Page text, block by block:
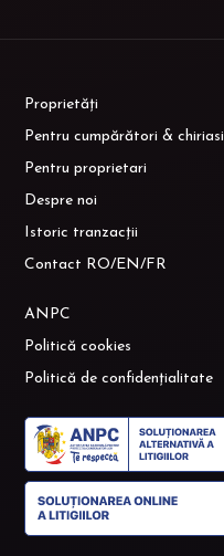
Proprietăți
Pentru cumpărători & chiriasi
Pentru proprietari
Despre noi
Istoric tranzacții
Contact RO/EN/FR
ANPC
Politică cookies
Politică de confidențialitate